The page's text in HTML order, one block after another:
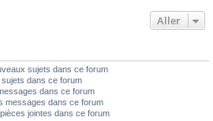
Aller
sujets dans ce forum
dans ce forum
dans ce forum
messages dans ce forum
jointes dans ce forum